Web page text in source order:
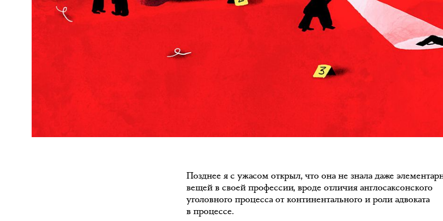
Позднее я с ужасом открыл, что она не знала даже
вещей в своей профессии, вроде отличия англосаксонского
уголовного процесса от континентального и роли адвоката
в процессе.